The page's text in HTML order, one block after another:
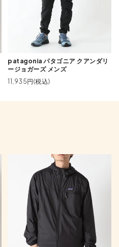
patagonia パタゴニア クアンダリ
ージョガーズ メンズ
11,935円(税込)